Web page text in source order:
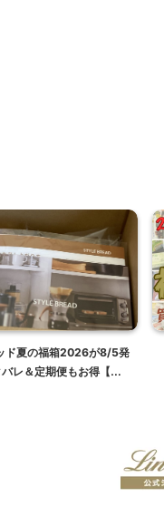
ド夏の福箱2026が8/5発
レ＆定期便もお得【福